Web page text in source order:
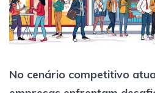
No cenário competitivo